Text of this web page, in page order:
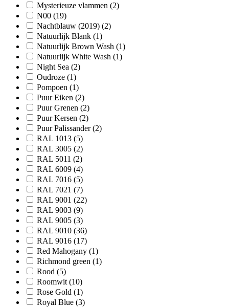
Mysterieuze vlammen (2)
N00 (19)
Nachtblauw (2019) (2)
Natuurlijk Blank (1)
Natuurlijk Brown Wash (1)
Natuurlijk White Wash (1)
Night Sea (2)
Oudroze (1)
Pompoen (1)
Puur Eiken (2)
Puur Grenen (2)
Puur Kersen (2)
Puur Palissander(2)
RAL 1013 (5)
RAL 3005 (2)
RAL 5011 (2)
RAL 6009 (4)
RAL 7016 (5)
RAL 7021 (7)
RAL 9001 (22)
RAL 9003 (9)
RAL 9005 (3)
RAL 9010 (36)
RAL 9016 (17)
Red Mahogany (1)
Richmond green (1)
Rood (5)
Roomwit (10)
Rose Gold (1)
Royal Blue (3)